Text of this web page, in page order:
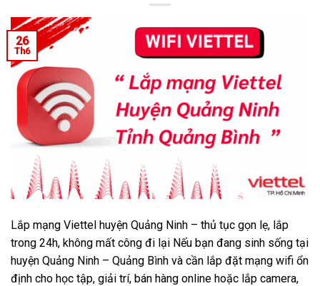
26
Th6
Lắp mạng Viettel huyện Quảng Ninh – thủ tục gọn lẹ, lắp
trong 24h, không mất công đi lại Nếu bạn đang sinh sống tại
huyện Quảng Ninh – Quảng Bình và cần lắp đặt mạng wifi ổn
định cho học tập, giải trí, bán hàng online hoặc lắp camera,